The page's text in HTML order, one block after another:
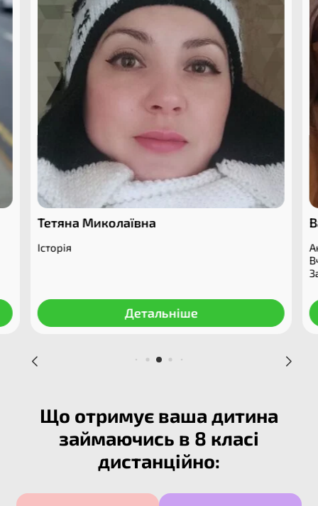
Тетяна Миколаївна
Історія
Детальніше
Що отримує ваша дитина
займаючись в 8 класі
дистанційно:​